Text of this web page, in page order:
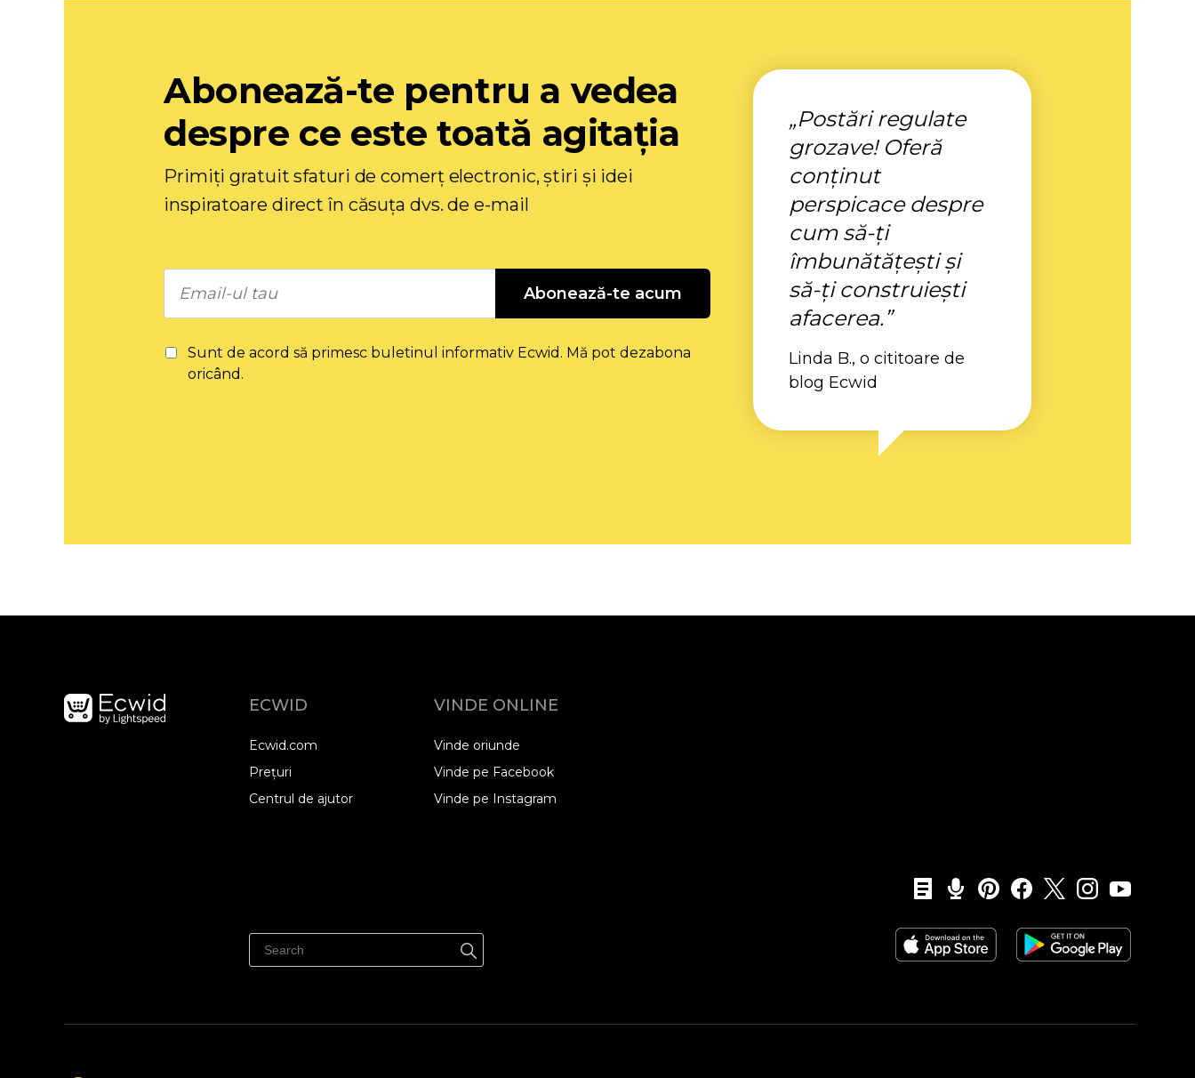
Abonează-te pentru a vedea
despre ce este toată agitația
Primiți gratuit sfaturi de comerț electronic, știri și idei
inspiratoare direct în căsuța dvs. de e-mail
Abonează-te acum
Sunt de acord să primesc buletinul informativ Ecwid. Mă pot dezabona
oricând.
„Postări regulate
grozave! Oferă
conținut
perspicace despre
cum să-ți
îmbunătățești și
să-ți construiești
afacerea.”
Linda B., o cititoare de
blog Ecwid
ECWID
Ecwid.com
Prețuri
Centrul de ajutor
VINDE ONLINE
Vinde oriunde
Vinde pe Facebook
Vinde pe Instagram